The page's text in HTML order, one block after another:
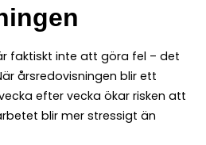
faktiskt inte att göra fel – det
årsredovisningen blir ett
efter vecka ökar risken att
blir mer stressigt än